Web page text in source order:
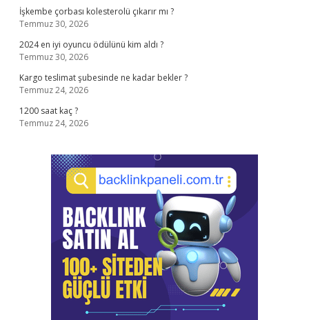
İşkembe çorbası kolesterolü çıkarır mı ?
Temmuz 30, 2026
2024 en iyi oyuncu ödülünü kim aldı ?
Temmuz 30, 2026
Kargo teslimat şubesinde ne kadar bekler ?
Temmuz 24, 2026
1200 saat kaç ?
Temmuz 24, 2026